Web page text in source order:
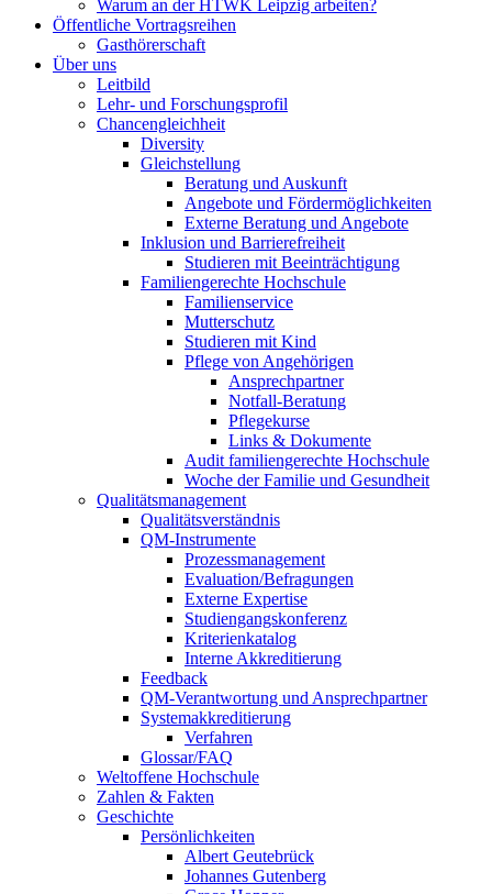
Warum an der HTWK Leipzig arbeiten?
Öffentliche Vortragsreihen
Gasthörerschaft
Über uns
Leitbild
Lehr- und Forschungsprofil
Chancengleichheit
Diversity
Gleichstellung
Beratung und Auskunft
Angebote und Fördermöglichkeiten
Externe Beratung und Angebote
Inklusion und Barrierefreiheit
Studieren mit Beeinträchtigung
Familiengerechte Hochschule
Familienservice
Mutterschutz
Studieren mit Kind
Pflege von Angehörigen
Ansprechpartner
Notfall-Beratung
Pflegekurse
Links & Dokumente
Audit familiengerechte Hochschule
Woche der Familie und Gesundheit
Qualitätsmanagement
Qualitätsverständnis
QM-Instrumente
Prozessmanagement
Evaluation/Befragungen
Externe Expertise
Studiengangskonferenz
Kriterienkatalog
Interne Akkreditierung
Feedback
QM-Verantwortung und Ansprechpartner
Systemakkreditierung
Verfahren
Glossar/FAQ
Weltoffene Hochschule
Zahlen & Fakten
Geschichte
Persönlichkeiten
Albert Geutebrück
Johannes Gutenberg